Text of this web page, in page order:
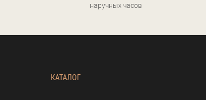
наручных часов
КАТАЛОГ